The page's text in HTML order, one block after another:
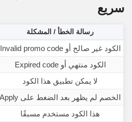
سريع
رسالة الخطأ / المشكلة
الكود غير صالح أو Invalid promo code
الكود منتهي أو Expired code
لا يمكن تطبيق هذا الكود
الخصم لم يظهر بعد الضغط على Apply
هذا الكود مستخدم مسبقًا